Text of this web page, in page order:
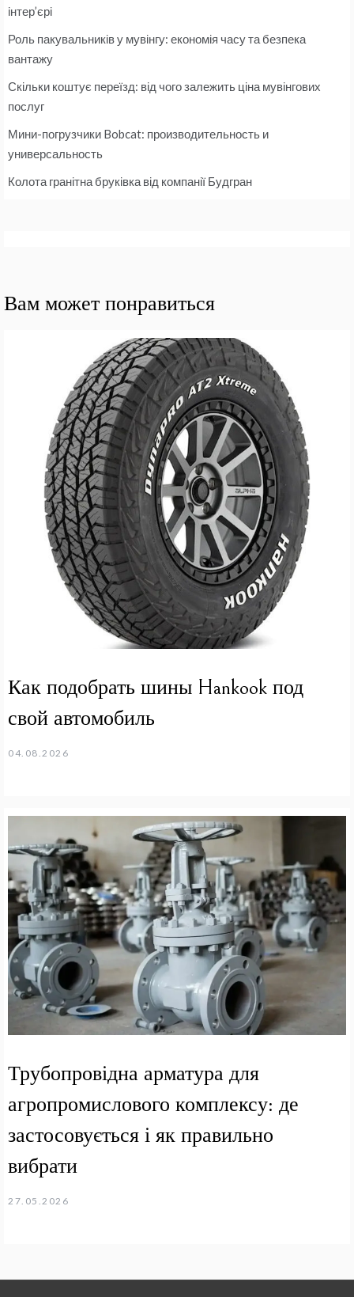
інтер’єрі
Роль пакувальників у мувінгу: економія часу та безпека
вантажу
Скільки коштує переїзд: від чого залежить ціна мувінгових
послуг
Мини-погрузчики Bobcat: производительность и
универсальность
Колота гранітна бруківка від компанії Будгран
Вам может понравиться
Как подобрать шины Hankook под
свой автомобиль
04.08.2026
Трубопровідна арматура для
агропромислового комплексу: де
застосовується і як правильно
вибрати
27.05.2026